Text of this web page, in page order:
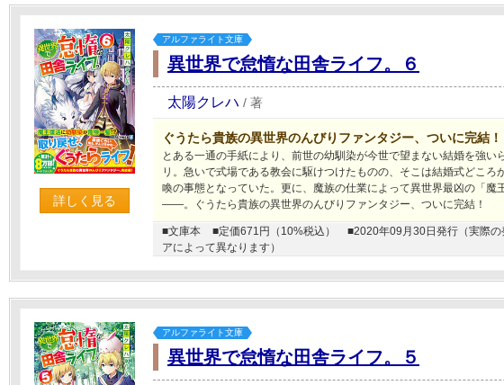
詳しく見る
アルファライト文庫
異世界で怠惰な田舎ライフ。６
太陽クレハ / 著
ぐうたら貴族の異世界のんびりファンタジー、ついに完結！
とある一通の手紙により、前世の幼馴染が今世で望まない結婚を強い
リ。急いで式場である教会に駆けつけたものの、そこは結婚式どころ
喚の事態となっていた。更に、魔族の仕業によって異世界最凶の「魔
――。ぐうたら貴族の異世界のんびりファンタジー、ついに完結！
■文庫本 ■定価671円（10%税込）
■2020年09月30日発行（実際の
アによって異なります）
アルファライト文庫
異世界で怠惰な田舎ライフ。５